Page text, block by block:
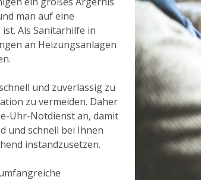
man auf eine
Als Sanitärhilfe in
an Heizungsanlagen
und zuverlässig zu
zu vermeiden. Daher
Uhr-Notdienst an, damit
und schnell bei Ihnen
instandzusetzen.